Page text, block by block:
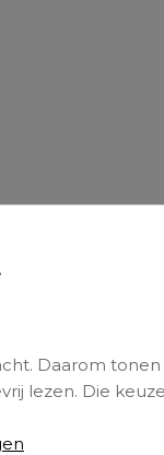
Daarom tonen
lezen. Die